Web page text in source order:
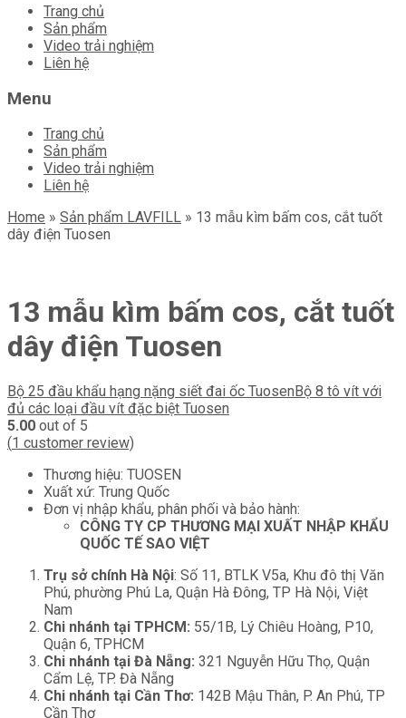
Skip
content
Trang chủ
Sản phẩm
Video trải nghiệm
Liên hệ
Menu
Trang chủ
Sản phẩm
Video trải nghiệm
Liên hệ
Home » Sản phẩm LAVFILL » 13 mẫu kìm bấm cos, cắt tuốt
dây điện Tuosen
13 mẫu kìm bấm cos, cắt tuốt
dây điện Tuosen
Bộ 25 đầu khẩu hạng nặng siết đai ốc Tuosen Bộ 8 tô vít với
đủ các loại đầu vít đặc biệt Tuosen
5.00 out of 5
(1 customer review)
Thương hiệu: TUOSEN
Xuất xứ: Trung Quốc
Đơn vị nhập khẩu, phân phối và bảo hành:
CÔNG TY CP THƯƠNG MẠI XUẤT NHẬP KHẨU
QUỐC TẾ SAO VIỆT
Trụ sở chính Hà Nội: Số 11, BTLK V5a, Khu đô thị Văn
Phú, phường Phú La, Quận Hà Đông, TP Hà Nội, Việt
Nam
Chi nhánh tại TPHCM: 55/1B, Lý Chiêu Hoàng, P10,
Quận 6, TPHCM
Chi nhánh tại Đà Nẵng: 321 Nguyễn Hữu Thọ, Quận
Cẩm Lệ, TP. Đà Nẵng
Chi nhánh tại Cần Thơ: 142B Mậu Thân, P. An Phú, TP
Cần Thơ